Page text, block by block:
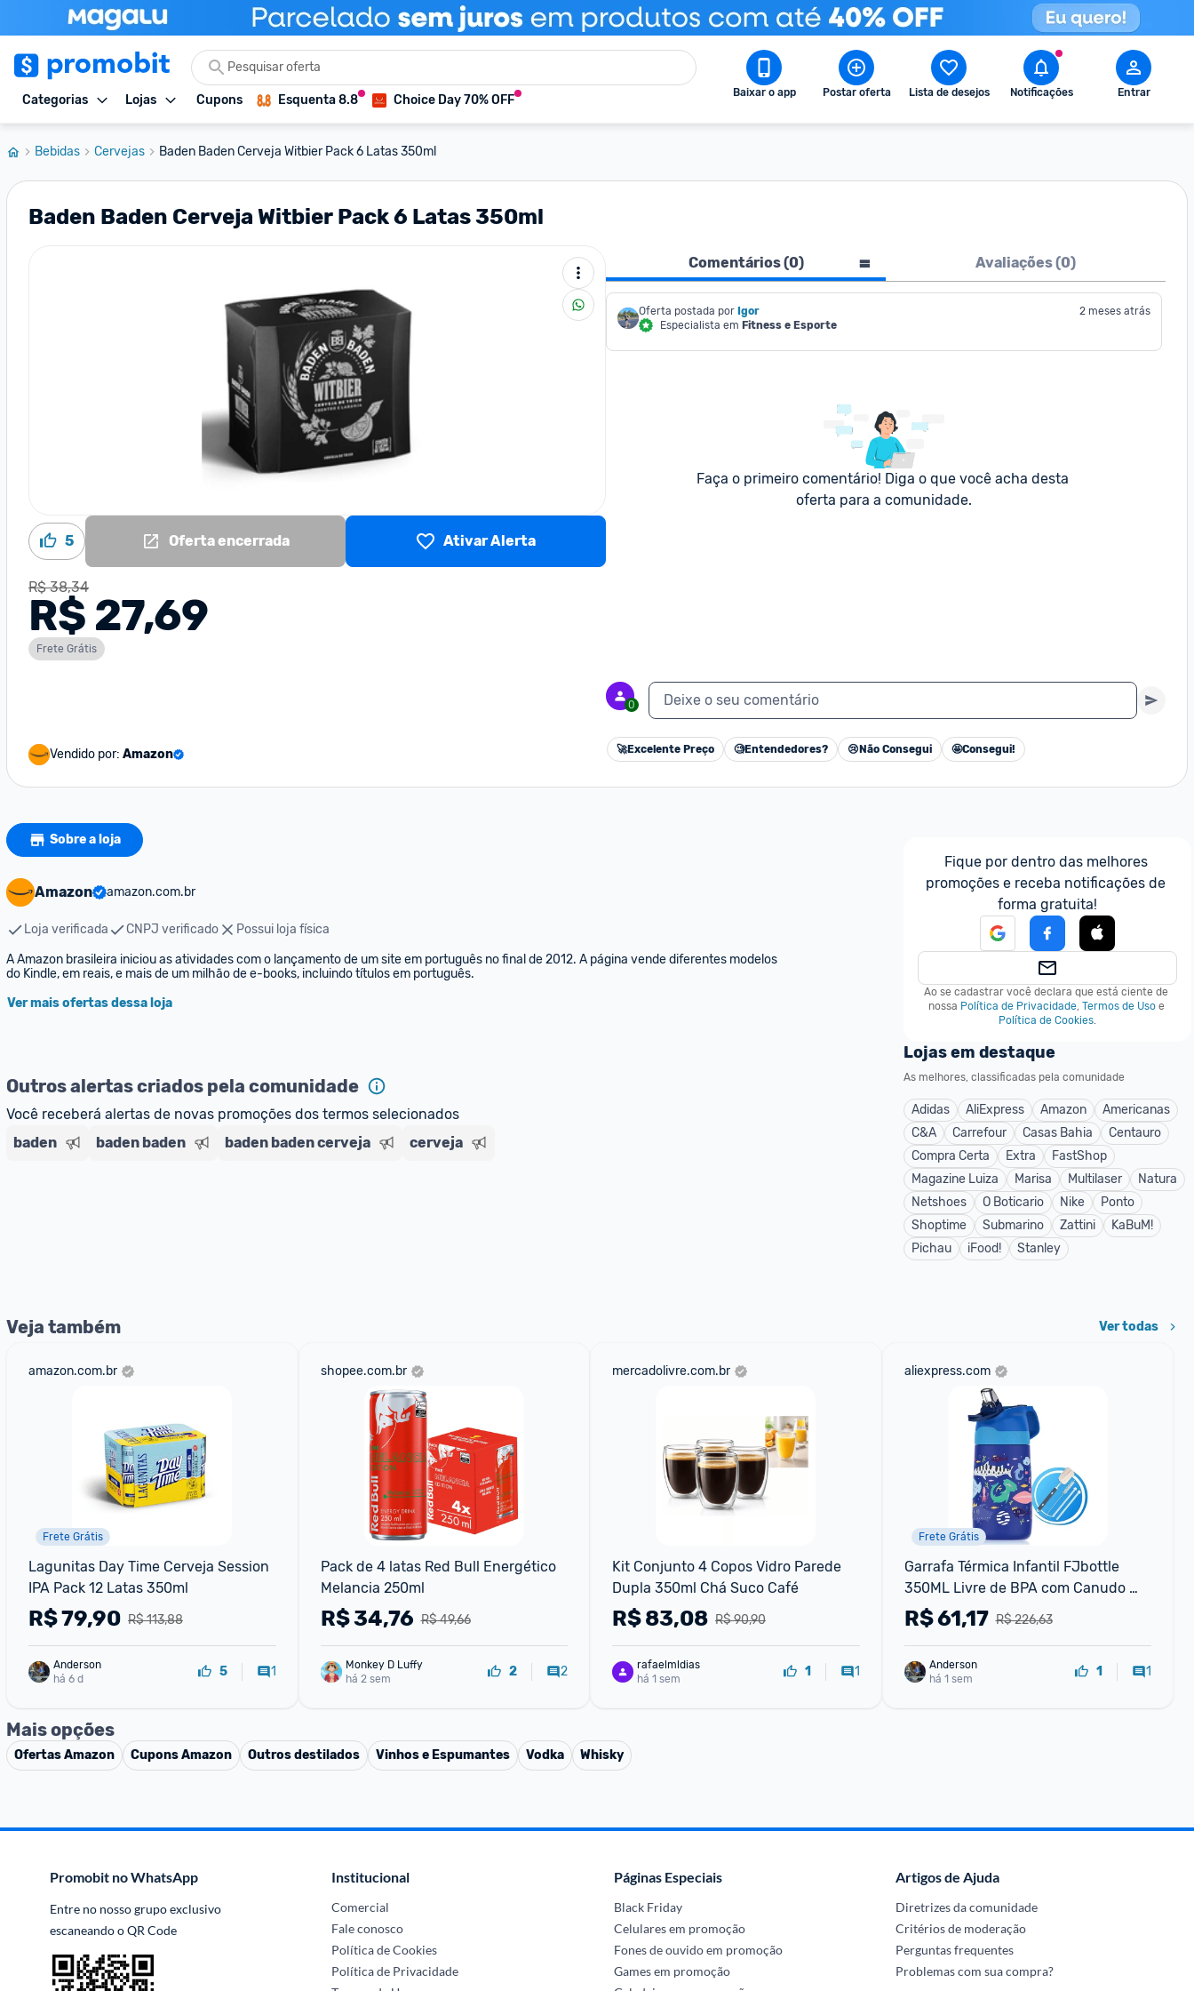
Categorias Lojas Cupons Esquenta 8.8 Choice Day 70% OFF Baixar o app Postar oferta Lista de desejos Notificações Entrar
Bebidas Cervejas Baden Baden Cerveja Witbier Pack 6 Latas 350ml
Baden Baden Cerveja Witbier Pack 6 Latas 350ml
5 Oferta encerrada Ativar Alerta
R$ 38,34
R$ 27,69
Frete Grátis
Vendido por: Amazon
Comentários (0) Avaliações (0)
Oferta postada por Igor
Especialista em Fitness e Esporte
2 meses atrás
Faça o primeiro comentário! Diga o que você acha desta
oferta para a comunidade.
0 Deixe o seu comentário
🚀Excelente Preço 🧐Entendedores? 😢 Não Consegui 🤩Consegui!
Sobre a loja
Amazon amazon.com.br
Loja verificada CNPJ verificado
Possui loja física
A Amazon brasileira iniciou as atividades com o lançamento de um site em português no final de 2012. A página vende diferentes modelos
do Kindle, em reais, e mais de um milhão de e-books, incluindo títulos em português.
Ver mais ofertas dessa loja
Outros alertas criados pela comunidade
Você receberá alertas de novas promoções dos termos selecionados
baden
baden baden baden baden cerveja cerveja
Fique por dentro das melhores
promoções e receba notificações de
forma gratuita!
Ao se cadastrar você declara que está ciente de
nossa Política de Privacidade, Termos de Uso e
Política de Cookies.
Lojas em destaque
As melhores, classificadas pela comunidade
Adidas AliExpress Amazon
Americanas
C&A
Carrefour Casas Bahia
Centauro
Compra Certa
Extra
FastShop
Magazine Luiza
Marisa Multilaser
Natura
Netshoes
O Boticario Nike
Ponto
Shoptime
Submarino Zattini
KaBuM!
Pichau
iFood! Stanley
Veja também Ver todas
amazon.com.br
Frete Grátis
Lagunitas Day Time Cerveja Session
IPA Pack 12 Latas 350ml
R$ 113,88
R$79,90
Anderson
há 6 d
5 1
shopee.com.br
Pack de 4 latas Red Bull Energético
Melancia 250ml
R$ 49,66
R$34,76
Monkey D Luffy
há 2 sem
2 2
mercadolivre.com.br
Kit Conjunto 4 Copos Vidro Parede
Dupla 350ml Chá Suco Café
R$ 90,90
R$83,08
rafaelmldias
há 1 sem
1 1
aliexpress.com
Frete Grátis
Garrafa Térmica Infantil FJbottle
350ML Livre de BPA com Canudo
Saudável + Conj Escova De Limpeza
R$ 226,63
R$61,17
Anderson
há 1 sem
1 1
Mais opções
OfertasAmazon CuponsAmazon Outros destilados Vinhos e Espumantes Vodka Whisky
Promobit no WhatsApp
Entre no nosso grupo exclusivo
escaneando o QR Code
Institucional
Comercial
Fale conosco
Política de Cookies
Política de Privacidade
Páginas Especiais
Black Friday
Celulares em promoção
Fones de ouvido em promoção
Games em promoção
Artigos de Ajuda
Diretrizes da comunidade
Critérios de moderação
Perguntas frequentes
Problemas com sua compra?